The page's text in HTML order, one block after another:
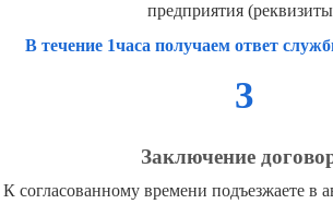
предприятия
В течение 1часа получаем ответ
3
Заключение
К согласованному времени подъезжаете в